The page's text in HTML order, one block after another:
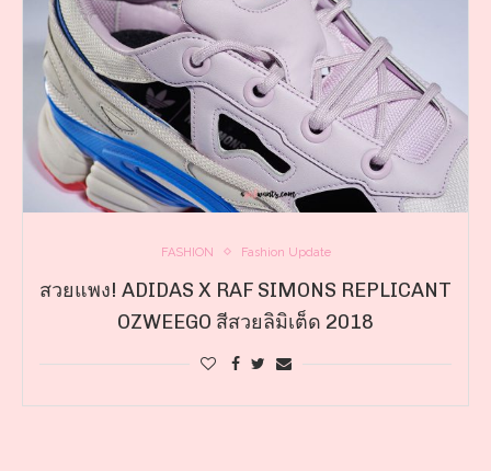
FASHION Fashion Update
สวยแพง! ADIDAS X RAF SIMONS REPLICANT
OZWEEGO สีสวยลิมิเต็ด 2018